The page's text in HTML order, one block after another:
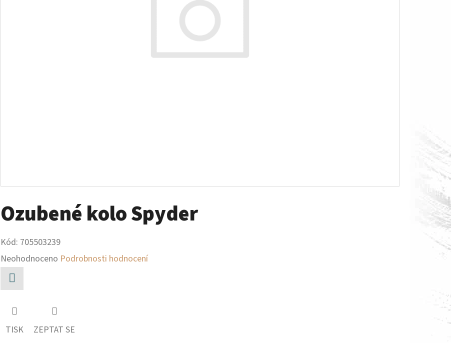
Ozubené kolo Spyder
Kód: 705503239
Průměrné
hodnocení
produktu
0,0
Neohodnoceno Podrobnosti hodnocení
TISK ZEPTAT SE
PALIVOVÉ ČERPADLO S MĚŘÁKEM PALIVA CAN-
10 900 Kč